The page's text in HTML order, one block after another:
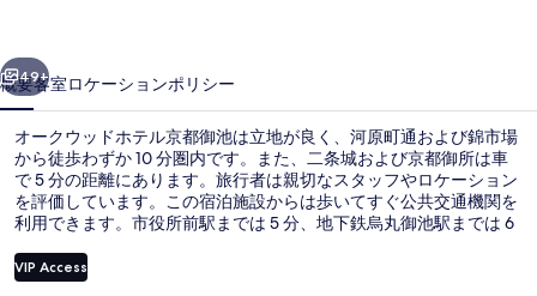
テ
ル
京
都
御
池
次へ
49+
概要客室ロケーションポリシー
オークウッドホテル京都御池は立地が良く、河原町通および錦市場
から徒歩わずか 10 分圏内です。また、二条城および京都御所は車
で 5 分の距離にあります。旅行者は親切なスタッフやロケーション
を評価しています。この宿泊施設からは歩いてすぐ公共交通機関を
利用できます。市役所前駅までは 5 分、地下鉄烏丸御池駅までは 6
VIP Access